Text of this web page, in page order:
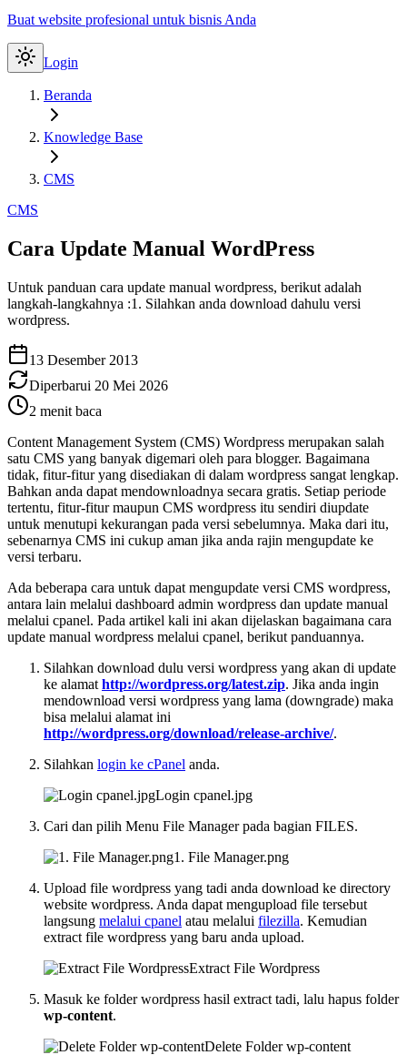
Buat website profesional untuk bisnis Anda
Login
Beranda
Knowledge Base
CMS
CMS
Cara Update Manual WordPress
Untuk panduan cara update manual wordpress, berikut adalah
langkah-langkahnya :1. Silahkan anda download dahulu versi
wordpress.
13 Desember 2013
Diperbarui 20 Mei 2026
2 menit baca
Content Management System (CMS) Wordpress merupakan salah
satu CMS yang banyak digemari oleh para blogger. Bagaimana
tidak, fitur-fitur yang disediakan di dalam wordpress sangat lengkap.
Bahkan anda dapat mendownloadnya secara gratis. Setiap periode
tertentu, fitur-fitur maupun CMS wordpress itu sendiri diupdate
untuk menutupi kekurangan pada versi sebelumnya. Maka dari itu,
sebenarnya CMS ini cukup aman jika anda rajin mengupdate ke
versi terbaru.
Ada beberapa cara untuk dapat mengupdate versi CMS wordpress,
antara lain melalui dashboard admin wordpress dan update manual
melalui cpanel. Pada artikel kali ini akan dijelaskan bagaimana cara
update manual wordpress melalui cpanel, berikut panduannya.
Silahkan download dulu versi wordpress yang akan di update
ke alamat http://wordpress.org/latest.zip. Jika anda ingin
mendownload versi wordpress yang lama (downgrade) maka
bisa melalui alamat ini
http://wordpress.org/download/release-archive/.
Silahkan login ke cPanel anda.
Login cpanel.jpg
Cari dan pilih Menu File Manager pada bagian FILES.
1. File Manager.png
Upload file wordpress yang tadi anda download ke directory
website wordpress. Anda dapat mengupload file tersebut
langsung melalui cpanel atau melalui filezilla. Kemudian
extract file wordpress yang baru anda upload.
Extract File Wordpress
Masuk ke folder wordpress hasil extract tadi, lalu hapus folder
wp-content.
Delete Folder wp-content